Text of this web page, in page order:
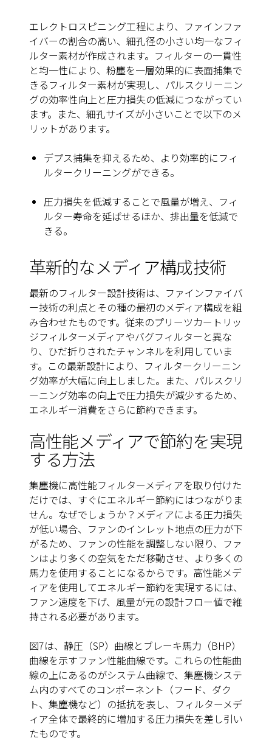
エレクトロスピニング工程により、ファインファ
イバーの割合の高い、細孔径の小さい均一なフィ
ルター素材が作成されます。フィルターの一貫性
と均一性により、粉塵を一層効果的に表面捕集で
きるフィルター素材が実現し、パルスクリーニン
グの効率性向上と圧力損失の低減につながってい
ます。また、細孔サイズが小さいことで以下のメ
リットがあります。
デプス捕集を抑えるため、より効率的にフィ
ルタークリーニングができる。
圧力損失を低減することで風量が増え、フィ
ルター寿命を延ばせるほか、排出量を低減で
きる。
革新的なメディア構成技術
最新のフィルター設計技術は、ファインファイバ
ー技術の利点とその種の最初のメディア構成を組
み合わせたものです。従来のプリーツカートリッ
ジフィルターメディアやバグフィルターと異な
り、ひだ折りされたチャンネルを利用していま
す。この最新設計により、フィルタークリーニン
グ効率が大幅に向上しました。また、パルスクリ
ーニング効率の向上で圧力損失が減少するため、
エネルギー消費をさらに節約できます。
高性能メディアで節約を実現
する方法
集塵機に高性能フィルターメディアを取り付けた
だけでは、すぐにエネルギー節約にはつながりま
せん。なぜでしょうか？メディアによる圧力損失
が低い場合、ファンのインレット地点の圧力が下
がるため、ファンの性能を調整しない限り、ファ
ンはより多くの空気をただ移動させ、より多くの
馬力を使用することになるからです。高性能メデ
ィアを使用してエネルギー節約を実現するには、
ファン速度を下げ、風量が元の設計フロー値で維
持される必要があります。
図7は、静圧（SP）曲線とブレーキ馬力（BHP）
曲線を示すファン性能曲線です。これらの性能曲
線の上にあるのがシステム曲線で、集塵機システ
ム内のすべてのコンポーネント（フード、ダク
ト、集塵機など）の抵抗を表し、フィルターメデ
ィア全体で最終的に増加する圧力損失を差し引い
たものです。